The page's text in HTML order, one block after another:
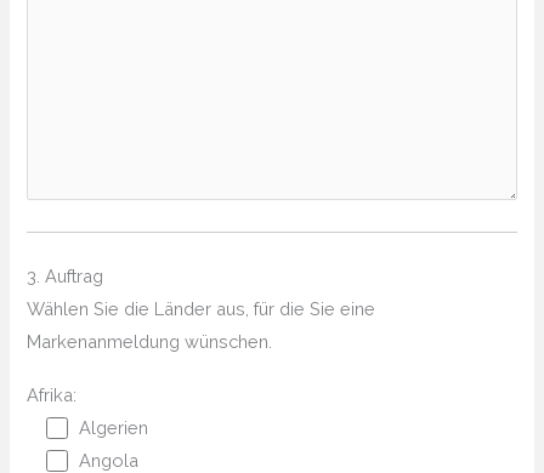
3. Auftrag
Wählen Sie die Länder aus, für die Sie eine
Markenanmeldung wünschen.
Afrika:
Algerien
Angola